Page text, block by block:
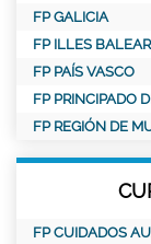
FP GALICIA
FP ILLES
FP PAÍS VASCO
FP PRINCIPADO
FP REGIÓN DE
FP CUIDADOS